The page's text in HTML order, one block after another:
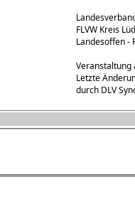
FLVW Kreis
Landesoffen -
Veranstaltung
Letzte
durch DLV